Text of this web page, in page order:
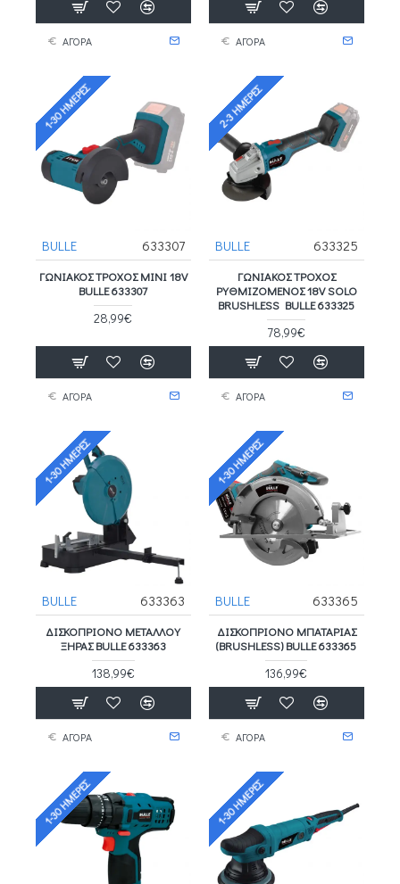
ΑΓΟΡΑ ΑΓΟΡΑ
1-30 ΗΜΈΡΕΣ
BULLE 633307
ΓΩΝΙΑΚΟΣ ΤΡΟΧΟΣ ΜΙΝΙ 18V
BULLE 633307
28,99€
ΑΓΟΡΑ
2-3 ΗΜΈΡΕΣ
BULLE 633325
ΓΩΝΙΑΚΌΣ ΤΡΟΧΌΣ
ΡΥΘΜΙΖΌΜΕΝΟΣ 18V SOLO
BRUSHLESS BULLE 633325
78,99€
ΑΓΟΡΑ
1-30 ΗΜΈΡΕΣ
BULLE 633363
ΔΙΣΚΟΠΡΙΟΝΟ ΜΕΤΑΛΛΟΥ
ΞΗΡΑΣ BULLE 633363
138,99€
ΑΓΟΡΑ
1-30 ΗΜΈΡΕΣ
BULLE 633365
ΔΙΣΚΟΠΡΙΟΝΟ ΜΠΑΤΑΡΙΑΣ
(BRUSHLESS) BULLE 633365
136,99€
ΑΓΟΡΑ
1-30 ΗΜΈΡΕΣ 1-30 ΗΜΈΡΕΣ